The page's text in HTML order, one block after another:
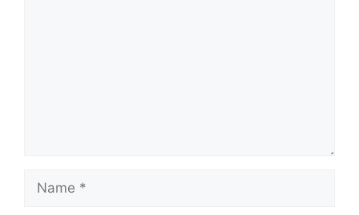
Name